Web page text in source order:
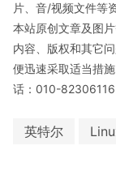
片、音/视频文件等
本站原创文章及图
内容、版权和其它
便迅速采取适当措
话：010-82306116
英特尔